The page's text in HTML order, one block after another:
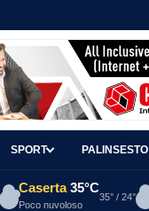
SPORT PALINSESTO
Caserta 35°C
Poco nuvoloso
35° / 24°